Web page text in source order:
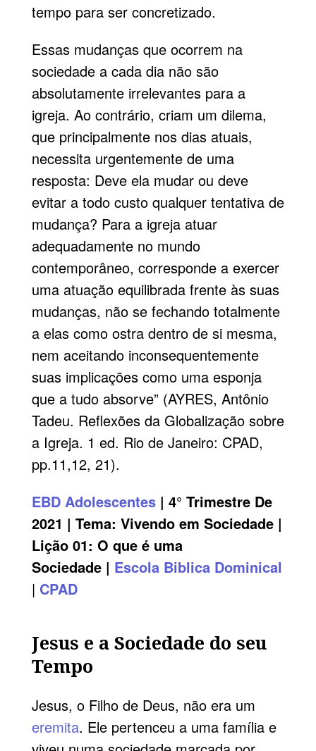
tempo para ser concretizado.
Essas mudanças que ocorrem na
sociedade a cada dia não são
absolutamente irrelevantes para a
igreja. Ao contrário, criam um dilema,
que principalmente nos dias atuais,
necessita urgentemente de uma
resposta: Deve ela mudar ou deve
evitar a todo custo qualquer tentativa de
mudança? Para a igreja atuar
adequadamente no mundo
contemporâneo, corresponde a exercer
uma atuação equilibrada frente às suas
mudanças, não se fechando totalmente
a elas como ostra dentro de si mesma,
nem aceitando inconsequentemente
suas implicações como uma esponja
que a tudo absorve” (AYRES, Antônio
Tadeu. Reflexões da Globalização sobre
a Igreja. 1 ed. Rio de Janeiro: CPAD,
pp.11,12, 21).
EBD Adolescentes | 4° Trimestre De
2021 | Tema: Vivendo em Sociedade|
Lição 01: O que é uma
Sociedade | Escola Biblica Dominical
| CPAD
Jesus e a Sociedade do seu
Tempo
Jesus, o Filho de Deus, não era um
eremita. Ele pertenceu a uma família e